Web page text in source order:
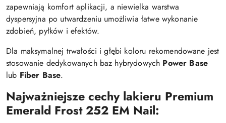
zapewniają komfort aplikacji, a niewielka warstwa
dyspersyjna po utwardzeniu umożliwia łatwe wykonanie
zdobień, pyłków i efektów.
Dla maksymalnej trwałości i głębi koloru rekomendowane jest
stosowanie dedykowanych baz hybrydowych Power Base
lub Fiber Base.
Najważniejsze cechy lakieru Premium
Emerald Frost 252 EM Nail: